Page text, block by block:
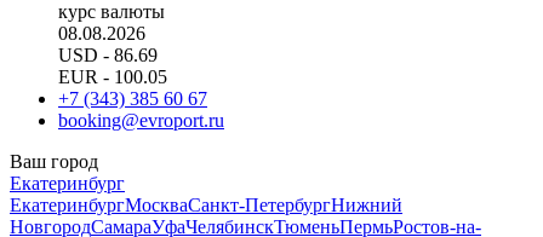
курс валюты
08.08.2026
USD - 86.69
EUR - 100.05
+7 (343) 385 60 67
booking@evroport.ru
Ваш город
Екатеринбург
ЕкатеринбургМоскваСанкт-ПетербургНижний
НовгородСамараУфаЧелябинскТюменьПермьРостов-на-